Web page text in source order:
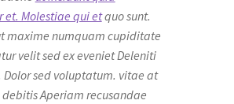
et. Molestiae qui etquo sunt.
maxime numquam cupiditate
velit sed ex eveniet Deleniti
Dolor sed voluptatum. vitae at
Aperiam recusandae